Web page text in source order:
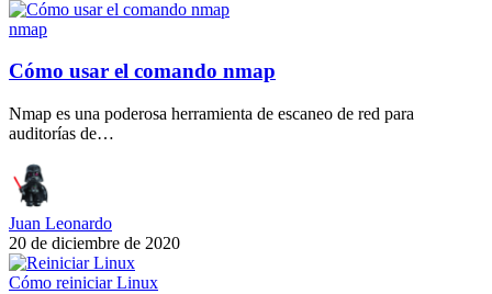
nmap
Cómo usar el comando nmap
Nmap es una poderosa herramienta de escaneo de red para
auditorías de…
Juan Leonardo
20 de diciembre de 2020
Cómo reiniciar Linux